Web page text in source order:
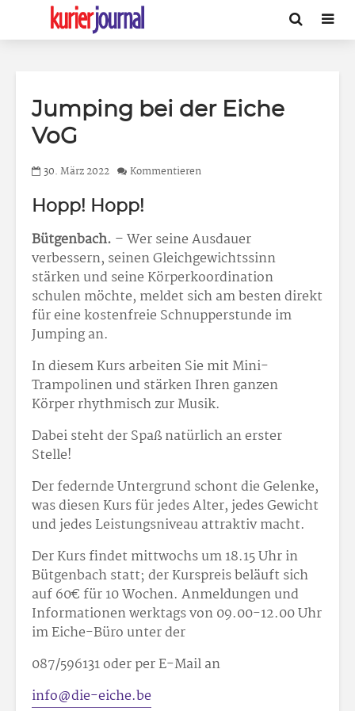
Jumping bei der Eiche
VoG
30. März 2022 Kommentieren
Hopp! Hopp!
Bütgenbach. – Wer seine Ausdauer
verbessern, seinen Gleichgewichtssinn
stärken und seine Körperkoordination
schulen möchte, meldet sich am besten direkt
für eine kostenfreie Schnupperstunde im
Jumping an.
In diesem Kurs arbeiten Sie mit Mini-
Trampolinen und stärken Ihren ganzen
Körper rhythmisch zur Musik.
Dabei steht der Spaß natürlich an erster
Stelle!
Der federnde Untergrund schont die Gelenke,
was diesen Kurs für jedes Alter, jedes Gewicht
und jedes Leistungsniveau attraktiv macht.
Der Kurs findet mittwochs um 18.15 Uhr in
Bütgenbach statt; der Kurspreis beläuft sich
auf 60€ für 10 Wochen. Anmeldungen und
Informationen werktags von 09.00-12.00 Uhr
im Eiche-Büro unter der
087/596131 oder per E-Mail an
info@die-eiche.be